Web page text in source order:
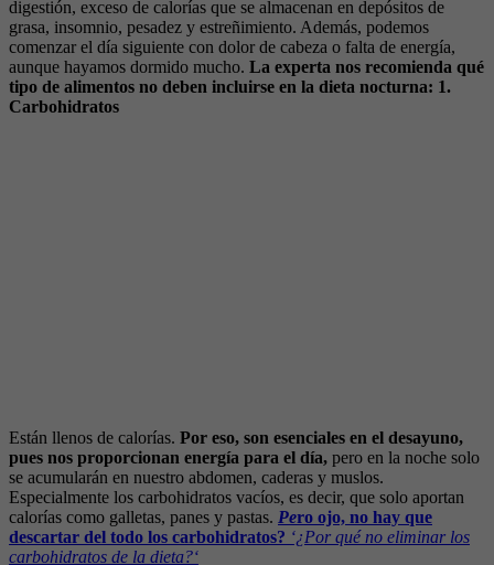
digestión, exceso de calorías que se almacenan en depósitos de
grasa, insomnio, pesadez y estreñimiento. Además, podemos
comenzar el día siguiente con dolor de cabeza o falta de energía,
aunque hayamos dormido mucho. La experta nos recomienda qué
tipo de alimentos no deben incluirse en la dieta nocturna: 1.
Carbohidratos
Están llenos de calorías. Por eso, son esenciales en el desayuno,
pues nos proporcionan energía para el día, pero en la noche solo
se acumularán en nuestro abdomen, caderas y muslos.
Especialmente los carbohidratos vacíos, es decir, que solo aportan
calorías como galletas, panes y pastas. Pero ojo, no hay que
descartar del todo los carbohidratos? ‘¿Por qué no eliminar los
carbohidratos de la dieta?‘